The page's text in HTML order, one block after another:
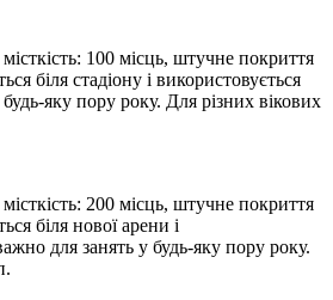
100 місць, штучне покриття
біля стадіону і використовується
яку пору року. Для різних вікових
200 місць, штучне покриття
біля нової арени і
для занять у будь-яку пору року.